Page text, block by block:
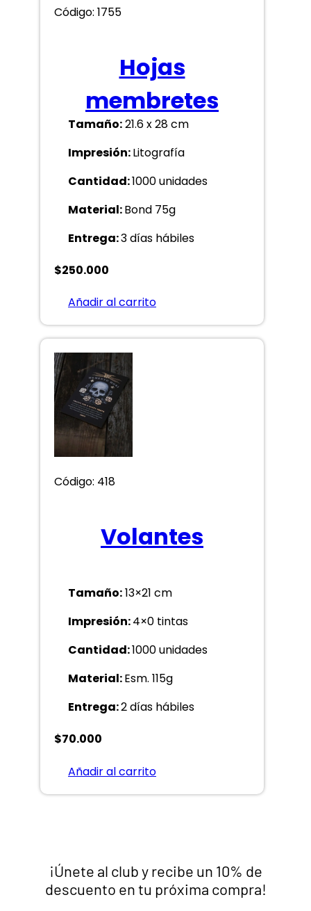
Código: 1755
Hojas
membretes
Tamaño:21.6 x 28 cm
Impresión:Litografía
Cantidad:1000 unidades
Material:Bond 75g
Entrega:3 días hábiles
$250.000
Añadir al carrito
Código: 418
Volantes
Tamaño:13×21 cm
Impresión:4×0 tintas
Cantidad:1000 unidades
Material:Esm. 115g
Entrega:2 días hábiles
$70.000
Añadir al carrito
¡Únete al club y recibe un 10% de
descuento en tu próxima compra!